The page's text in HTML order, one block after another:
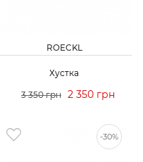
ROECKL
Хустка
3 350 грн 2 350 грн
-30%